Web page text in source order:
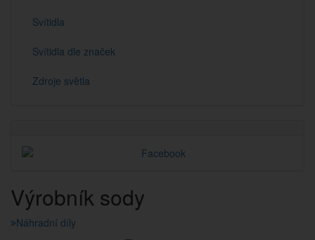
Svítidla
Svítidla dle značek
Zdroje světla
Výrobník sody
Náhradní díly